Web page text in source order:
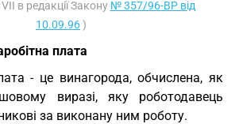
в редакції Закону № 357/96-ВР від
10.09.96)
плата
- це винагорода, обчислена, як
виразі, яку роботодавець
за виконану ним роботу.